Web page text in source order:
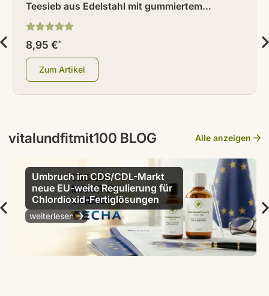
Teesieb aus Edelstahl mit gummiertem
Hitzeschutz
8,95 €*
Zum Artikel
vitalundfitmit100 BLOG Alle anzeigen
Umbruch im CDS/CDL-Markt
neue EU-weite Regulierung für
Chlordioxid-Fertiglösungen
weiterlesen